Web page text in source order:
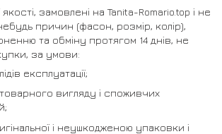
замовлені на Tanita-Romario.top і не
причин (фасон, розмір, колір),
та обміну протягом 14 днів, не
за умови:
експлуатації;
вигляду і споживчих
і неушкодженою упаковки і